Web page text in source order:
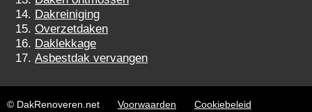
Dakreiniging
Overzetdaken
Daklekkage
Asbestdak vervangen
© DakRenoveren.net Voorwaarden
Cookiebeleid